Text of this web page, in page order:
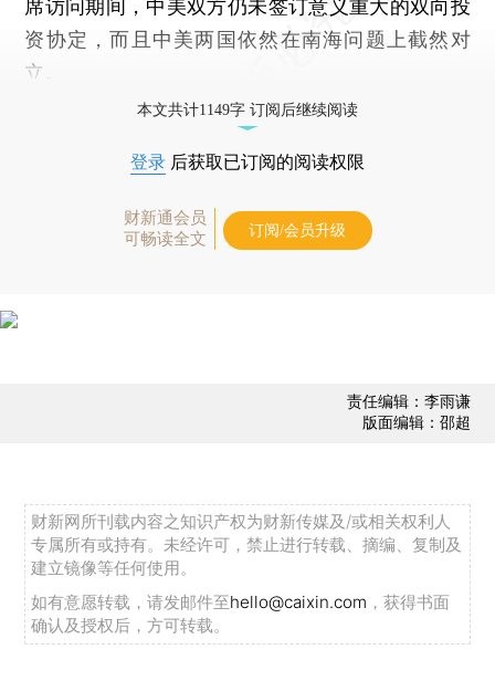
席访问期间，中美双方仍未签订意义重大的双向投
资协定，而且中美两国依然在南海问题上截然对
立。
本文共计1149字 订阅后继续阅读
登录 后获取已订阅的阅读权限
财新通会员
可畅读全文
订阅/会员升级
责任编辑：李雨谦
版面编辑：邵超
财新网所刊载内容之知识产权为财新传媒及/或相关权利人
专属所有或持有。未经许可，禁止进行转载、摘编、复制及
建立镜像等任何使用。
如有意愿转载，请发邮件至hello@caixin.com ，获得书面
确认及授权后，方可转载。